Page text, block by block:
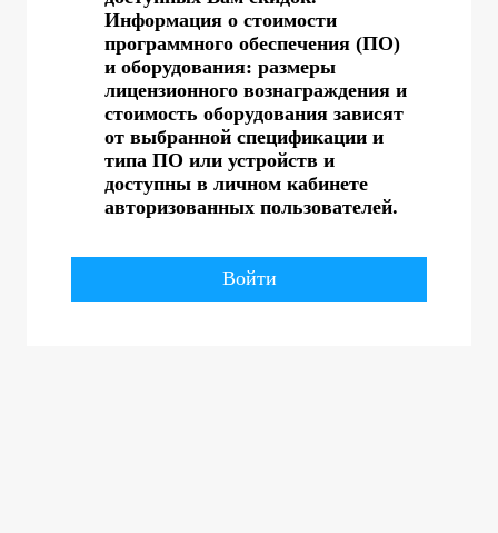
Информация о стоимости
программного обеспечения (ПО)
и оборудования: размеры
лицензионного вознаграждения и
стоимость оборудования зависят
от выбранной спецификации и
типа ПО или устройств и
доступны в личном кабинете
авторизованных пользователей.
Войти